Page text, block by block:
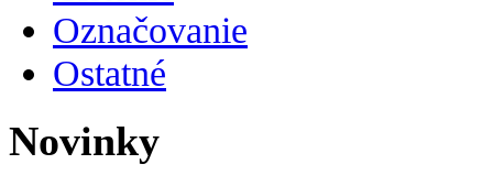
Označovanie
Ostatné
Novinky